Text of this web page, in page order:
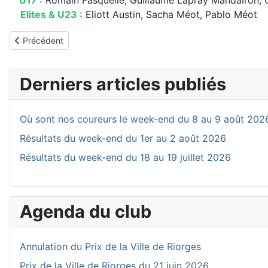
Elites & U23 : Eliott Austin, Sacha Méot, Pablo Méot
Article précédent : Où sont nos coureurs le week-end du 25 au
Précédent
Derniers articles publiés
Où sont nos coureurs le week-end du 8 au 9 août
Résultats du week-end du 1er au 2 août 2026
Résultats du week-end du 18 au 19 juillet 2026
Agenda du club
Annulation du Prix de la Ville de Riorges
Prix de la Ville de Riorges du 21 juin 2026